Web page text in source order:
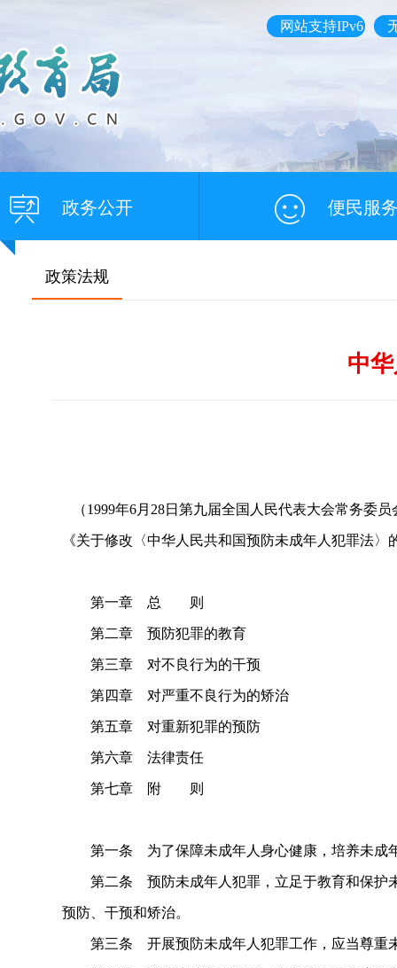
网站支持IPv6
政务公开 便民服
政策法规
中
（1999年6月28日第九届全国人民代表大会常务委
《关于修改〈中华人民共和国预防未成年人犯罪法
第一章 总 则
第二章 预防犯罪的教育
第三章 对不良行为的干预
第四章 对严重不良行为的矫治
第五章 对重新犯罪的预防
第六章 法律责任
第七章 附 则
第一条 为了保障未成年人身心健康，培养未成年
第二条 预防未成年人犯罪，立足于教育和保护未
预防、干预和矫治。
第三条 开展预防未成年人犯罪工作，应当尊重未